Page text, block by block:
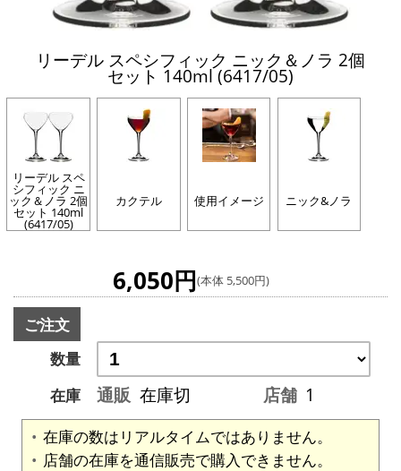
リーデル スペシフィック ニック＆ノラ 2個
セット 140ml (6417/05)
リーデル スペ
シフィック ニ
ック＆ノラ 2個
セット 140ml
(6417/05)
カクテル 使用イメージ ニック&ノラ
6,050円(本体 5,500円)
ご注文
数量
在庫
通販 在庫切 店舗 1
在庫の数はリアルタイムではありません。
店舗の在庫を通信販売で購入できません。